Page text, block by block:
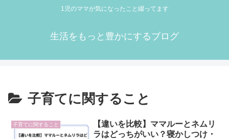
1児のママが気になったこと綴ってます
生活をもっと豊かにするブログ
子育てに関すること
子育てに関すること
【違いを比較】ママルーとネムリ
ラはどっちがいい？寝かしつけ・